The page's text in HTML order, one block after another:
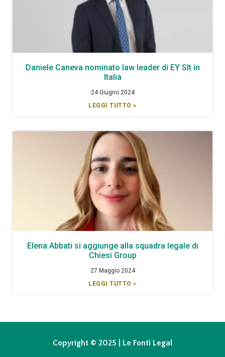
Daniele Caneva nominato law leader di EY Slt in
Italia
24 Giugno 2024
LEGGI TUTTO »
Elena Abbati si aggiunge alla squadra legale di
Chiesi Group
27 Maggio 2024
LEGGI TUTTO »
Copyright © 2025 | Le Fonti Legal